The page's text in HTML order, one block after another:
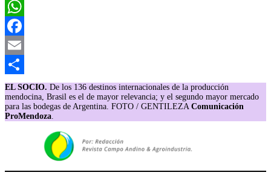
LinkedIn
WhatsApp
Facebook
Email
Compartir
EL SOCIO. De los 136 destinos internacionales de la producción
mendocina, Brasil es el de mayor relevancia; y el segundo mayor mercado
para las bodegas de Argentina. FOTO / GENTILEZA Comunicación
ProMendoza